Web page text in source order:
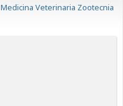
Medicina Veterinaria Zootecnia